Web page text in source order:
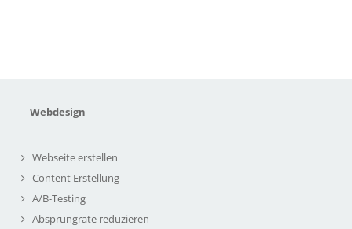
Webdesign
Webseite erstellen
Content Erstellung
A/B-Testing
Absprungrate reduzieren